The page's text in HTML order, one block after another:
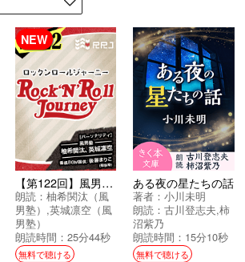
NEW
【第122回】風男塾のRock’N’Roll Journey
朗読： 柚希関汰（風
男塾） ,英城凛空（風
男塾）
朗読時間：25分44秒
無料で聴ける
ある夜の星たちの話
著者：小川未明
朗読：古川登志夫,柿
沼紫乃
朗読時間：15分10秒
無料で聴ける